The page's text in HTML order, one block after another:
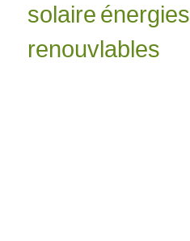
solaire énergies
renouvlables